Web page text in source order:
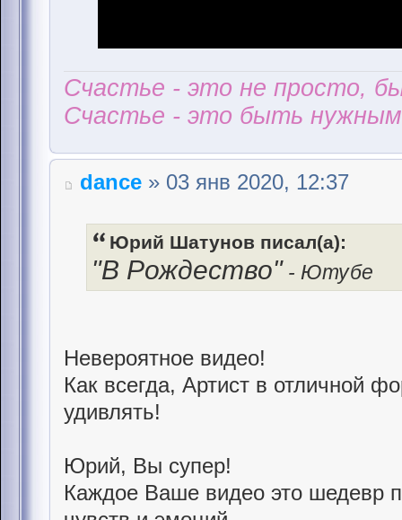
Счастье - это не просто,
Счастье - это быть
dance » 03 янв 2020, 12:37
Юрий Шатунов писал(а):
"В Рождество" - Ютубе
Невероятное видео!
Как всегда, Артист в отличной
удивлять!
Юрий, Вы супер!
Каждое Ваше видео это шедевр